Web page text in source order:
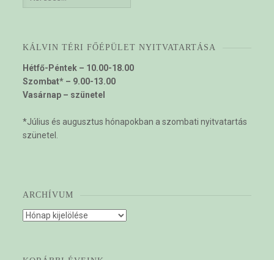
KÁLVIN TÉRI FŐÉPÜLET NYITVATARTÁSA
Hétfő-Péntek – 10.00-18.00
Szombat* – 9.00-13.00
Vasárnap – szünetel
*Július és augusztus hónapokban a szombati nyitvatartás
szünetel.
ARCHÍVUM
Archívum